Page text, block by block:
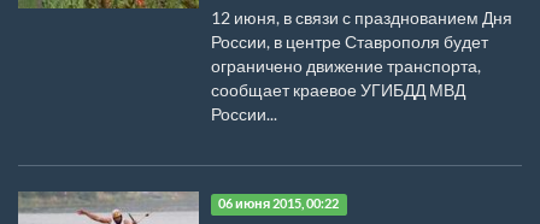
12 июня, в связи с празднованием Дня
России, в центре Ставрополя будет
ограничено движение транспорта,
сообщает краевое УГИБДД МВД
России...
06 июня 2015, 00:22